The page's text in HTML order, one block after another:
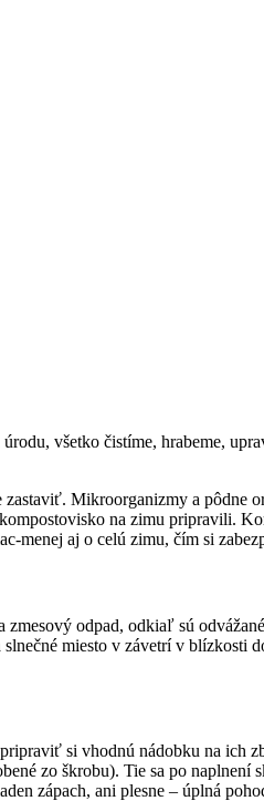
všetko čistíme, hrabeme,
Mikroorganizmy a pôdne
na zimu pripravili.
menej aj o celú zimu, čím si
odpad, odkiaľ sú
miesto v závetrí v
si vhodnú nádobku na ich
zo škrobu). Tie sa po
zápach, ani plesne – úplná